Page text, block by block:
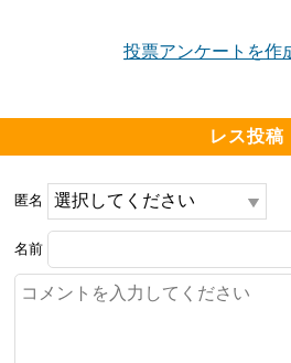
投票アンケートを作
レス投稿
匿名
名前